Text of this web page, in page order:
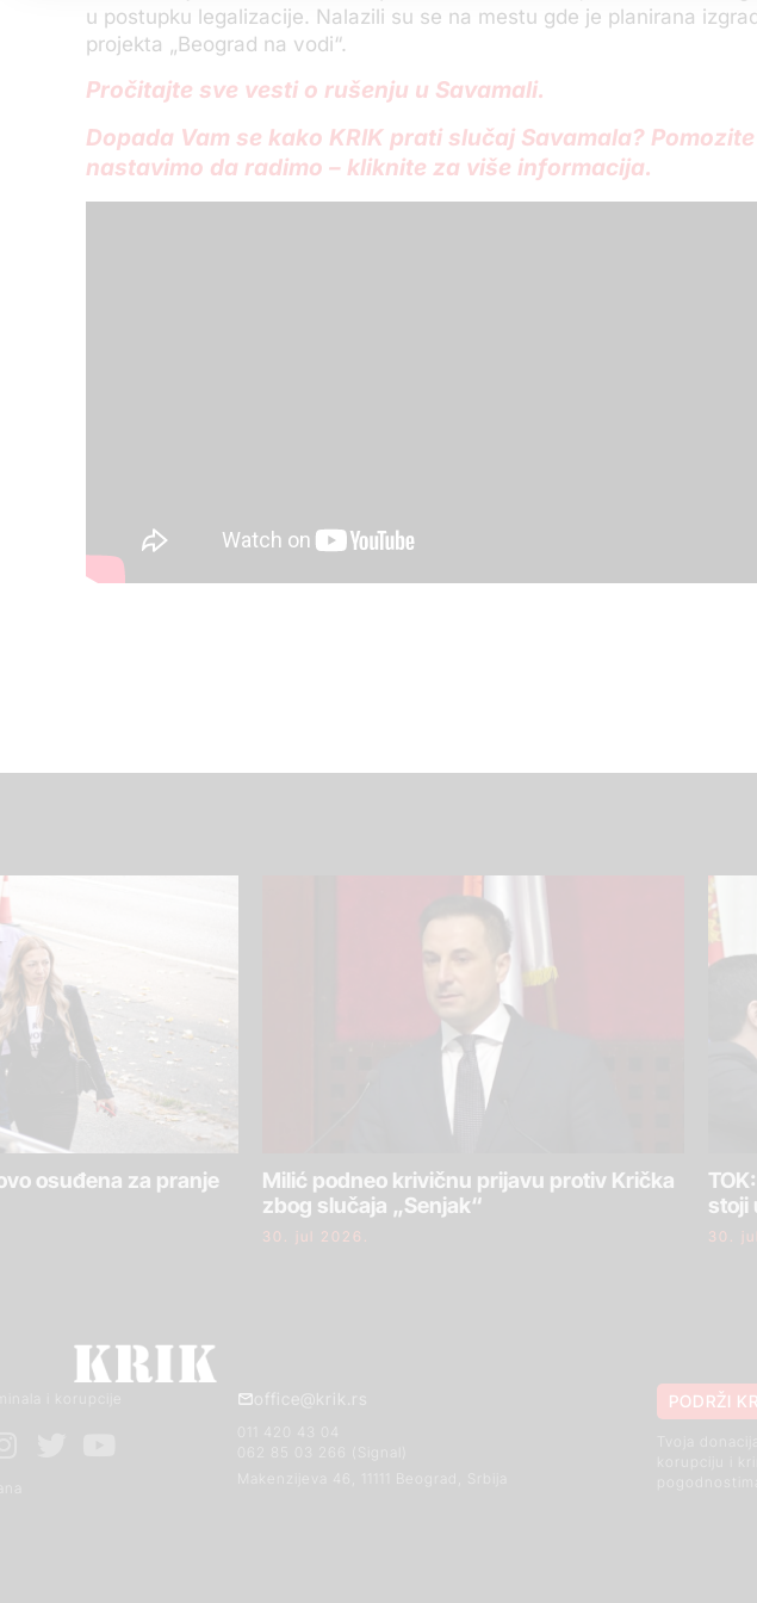
u postupku legalizacije. Nalazili su se na mestu gde je planirana
projekta „Beograd na vodi“.
Pročitajte sve vesti o rušenju u Savamali.
Dopada Vam se kako KRIK prati slučaj Savamala?
nastavimo da radimo – kliknite za više informacija.
osuđena za pranje
Milić podneo krivičnu prijavu protiv Krička
zbog slučaja „Senjak“
30. jul 2026.
stoji
30.
i korupcije office@krik.rs
011 420 43 04
Makenzijeva 46, 11111 Beograd, Srbija
PODRŽI
Tvoja
korupciju i